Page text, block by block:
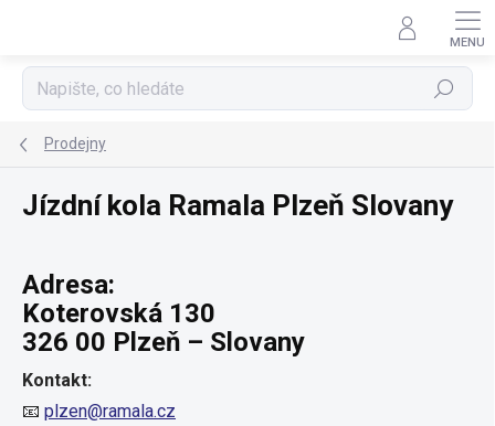
Hledat
Prodejny
Jízdní kola Ramala Plzeň Slovany
Adresa:
Koterovská 130
326 00 Plzeň – Slovany
Kontakt:
📧 plzen@ramala.cz